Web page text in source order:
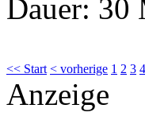
Dauer: 30
<< Start < vorherige 1 2 3 4
Anzeige